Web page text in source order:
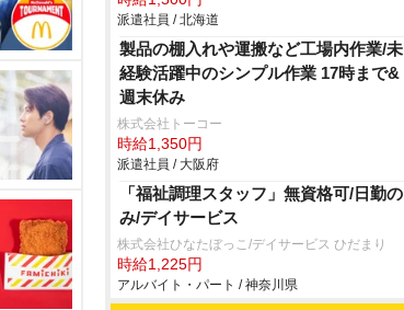
派遣社員 / 北海道
製品の棚入れや運搬など工場内作業/未
経験活躍中のシンプル作業 17時まで&
週末休み
株式会社トーコー
時給1,350円
派遣社員 / 大阪府
「福祉調理スタッフ」無資格可/日勤の
み/デイサービス
株式会社ひなたぼっこ/デイサービス ひだまり
時給1,225円
アルバイト・パート / 神奈川県